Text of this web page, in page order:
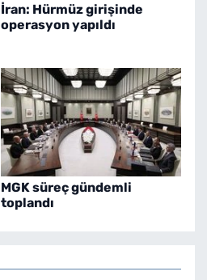
İran: Hürmüz girişinde
operasyon yapıldı
MGK süreç gündemli
toplandı